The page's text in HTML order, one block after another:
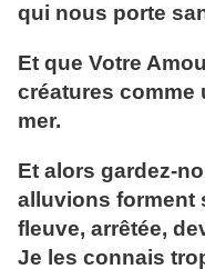
qui nous porte
Et que Votre
créatures comme
mer.
Et alors gardez-
alluvions forment
fleuve, arrêtée,
Je les connais